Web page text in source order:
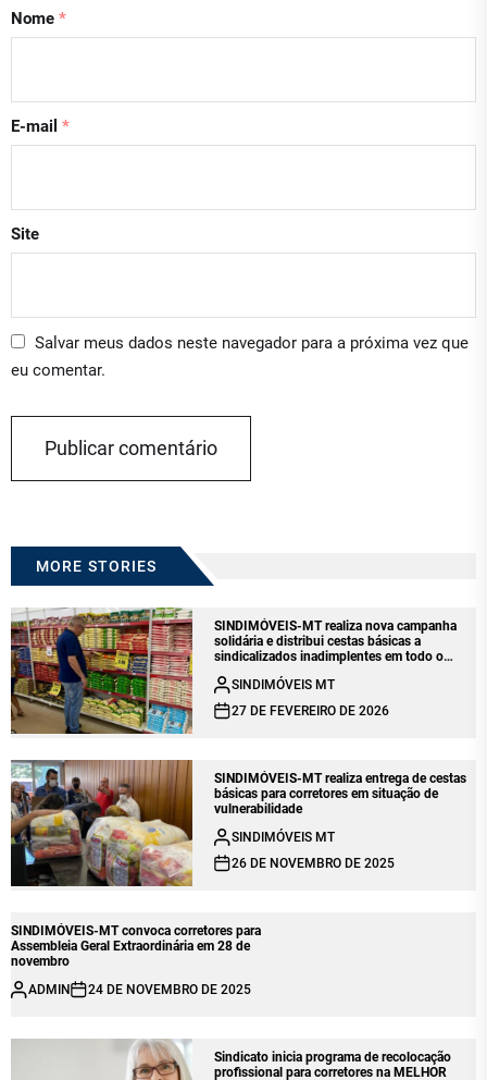
Nome *
E-mail *
Site
Salvar meus dados neste navegador para a próxima vez que
eu comentar.
MORE STORIES
SINDIMÓVEIS-MT realiza nova campanha
solidária e distribui cestas básicas a
sindicalizados inadimplentes em todo o
SINDIMÓVEIS MT
27 DE FEVEREIRO DE 2026
SINDIMÓVEIS-MT realiza entrega de cestas
básicas para corretores em situação de
vulnerabilidade
SINDIMÓVEIS MT
26 DE NOVEMBRO DE 2025
SINDIMÓVEIS-MT convoca corretores para
Assembleia Geral Extraordinária em 28 de
novembro
ADMIN
24 DE NOVEMBRO DE 2025
Sindicato inicia programa de recolocação
profissional para corretores na MELHOR